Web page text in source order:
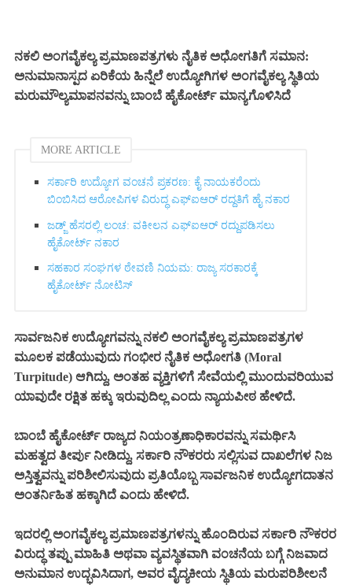
ನಕಲಿ ಅಂಗವೈಕಲ್ಯ ಪ್ರಮಾಣಪತ್ರಗಳು ನೈತಿಕ ಅಧೋಗತಿಗೆ ಸಮಾನ:
ಅನುಮಾನಾಸ್ಪದ ಏರಿಕೆಯ ಹಿನ್ನೆಲೆ ಉದ್ಯೋಗಿಗಳ ಅಂಗವೈಕಲ್ಯ ಸ್ಥಿತಿಯ
ಮರುಮೌಲ್ಯಮಾಪನವನ್ನು ಬಾಂಬೆ ಹೈಕೋರ್ಟ್ ಮಾನ್ಯಗೊಳಿಸಿದೆ
MORE ARTICLE
ಸರ್ಕಾರಿ ಉದ್ಯೋಗ ವಂಚನೆ ಪ್ರಕರಣ: ಕೈ ನಾಯಕರೆಂದು
ಬಿಂಬಿಸಿದ ಆರೋಪಿಗಳ ವಿರುದ್ಧ ಎಫ್‌ಐಆರ್ ರದ್ದತಿಗೆ ಹೈ ನಕಾರ
ಜಡ್ಜ್ ಹೆಸರಲ್ಲಿ ಲಂಚ: ವಕೀಲನ ಎಫ್‌ಐಆರ್ ರದ್ದುಪಡಿಸಲು
ಹೈಕೋರ್ಟ್ ನಕಾರ
ಸಹಕಾರ ಸಂಘಗಳ ಠೇವಣಿ ನಿಯಮ: ರಾಜ್ಯ ಸರಕಾರಕ್ಕೆ
ಹೈಕೋರ್ಟ್ ನೋಟಿಸ್
ಸಾರ್ವಜನಿಕ ಉದ್ಯೋಗವನ್ನು ನಕಲಿ ಅಂಗವೈಕಲ್ಯ ಪ್ರಮಾಣಪತ್ರಗಳ
ಮೂಲಕ ಪಡೆಯುವುದು ಗಂಭೀರ ನೈತಿಕ ಅಧೋಗತಿ (Moral
Turpitude) ಆಗಿದ್ದು, ಅಂತಹ ವ್ಯಕ್ತಿಗಳಿಗೆ ಸೇವೆಯಲ್ಲಿ ಮುಂದುವರಿಯುವ
ಯಾವುದೇ ರಕ್ಷಿತ ಹಕ್ಕು ಇರುವುದಿಲ್ಲ ಎಂದು ನ್ಯಾಯಪೀಠ ಹೇಳಿದೆ.
ಬಾಂಬೆ ಹೈಕೋರ್ಟ್ ರಾಜ್ಯದ ನಿಯಂತ್ರಣಾಧಿಕಾರವನ್ನು ಸಮರ್ಥಿಸಿ
ಮಹತ್ವದ ತೀರ್ಪು ನೀಡಿದ್ದು, ಸರ್ಕಾರಿ ನೌಕರರು ಸಲ್ಲಿಸುವ ದಾಖಲೆಗಳ ನಿಜ
ಅಸ್ತಿತ್ವವನ್ನು ಪರಿಶೀಲಿಸುವುದು ಪ್ರತಿಯೊಬ್ಬ ಸಾರ್ವಜನಿಕ ಉದ್ಯೋಗದಾತನ
ಅಂತರ್ನಿಹಿತ ಹಕ್ಕಾಗಿದೆ ಎಂದು ಹೇಳಿದೆ.
ಇದರಲ್ಲಿ ಅಂಗವೈಕಲ್ಯ ಪ್ರಮಾಣಪತ್ರಗಳನ್ನು ಹೊಂದಿರುವ ಸರ್ಕಾರಿ ನೌಕರರ
ವಿರುದ್ಧ ತಪ್ಪು ಮಾಹಿತಿ ಅಥವಾ ವ್ಯವಸ್ಥಿತವಾಗಿ ವಂಚನೆಯ ಬಗ್ಗೆ ನಿಜವಾದ
ಅನುಮಾನ ಉದ್ಭವಿಸಿದಾಗ, ಅವರ ವೈದ್ಯಕೀಯ ಸ್ಥಿತಿಯ ಮರುಪರಿಶೀಲನೆ